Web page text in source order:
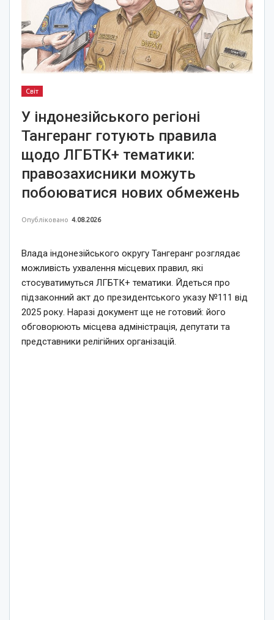
Світ
У індонезійського регіоні
Тангеранг готують правила
щодо ЛГБТК+ тематики:
правозахисники можуть
побоюватися нових обмежень
Опубліковано 4.08.2026
Влада індонезійського округу Тангеранг розглядає
можливість ухвалення місцевих правил, які
стосуватимуться ЛГБТК+ тематики. Йдеться про
підзаконний акт до президентського указу №111 від
2025 року. Наразі документ ще не готовий: його
обговорюють місцева адміністрація, депутати та
представники релігійних організацій.